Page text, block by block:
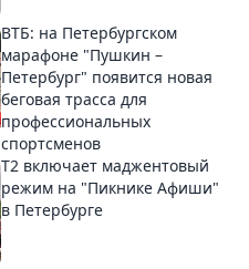
ВТБ: на Петербургском
марафоне "Пушкин –
Петербург" появится новая
беговая трасса для
профессиональных
спортсменов
Т2 включает маджентовый
режим на "Пикнике Афиши"
в Петербурге